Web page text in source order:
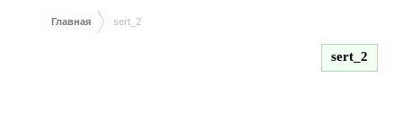
Главная sert_2
sert_2